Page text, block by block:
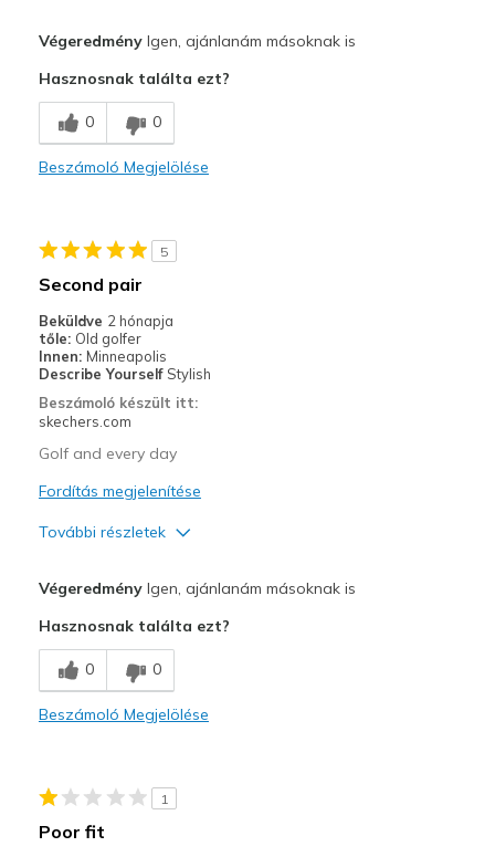
Comfortable
Durable
Cushing is less than a lot of slipinʼs, but that
Legjobb használat
Every day wear
VégeredményIgen, ajánlanám másoknak is
Hasznosnak találta ezt?
0 0
Beszámoló Megjelölése
5
Second pair
Beküldve 2 hónapja
tőle: Old golfer
Innen: Minneapolis
Describe Yourself Stylish
Beszámoló készült itt:
skechers.com
Golf and every day
Fordítás megjelenítése
További részletek
Comfortable
Stylish
Going Out
VégeredményIgen, ajánlanám másoknak is
Hasznosnak találta ezt?
0 0
Beszámoló Megjelölése
1
Poor fit